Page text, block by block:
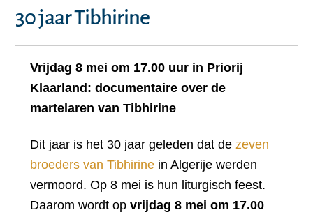
30 jaar Tibhirine
Vrijdag 8 mei om 17.00 uur in Priorij
Klaarland: documentaire over de
martelaren van Tibhirine
Dit jaar is het 30 jaar geleden dat de zeven
broeders van Tibhirinein Algerije werden
vermoord. Op 8 mei is hun liturgisch feest.
Daarom wordt op vrijdag 8 mei om 17.00